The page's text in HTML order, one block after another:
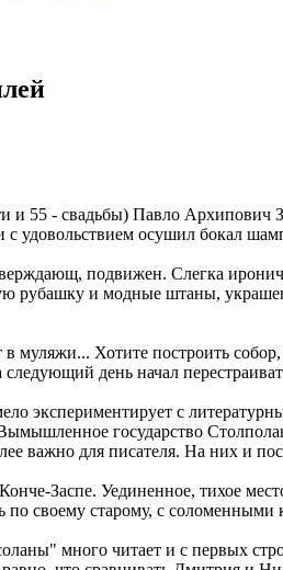
и 55 - свадьбы) Павло
удовольствием осушил бокал
подвижен. Слегка
рубашку и модные штаны,
муляжи... Хотите построить
день начал
экспериментирует с
государство
важно для писателя. На них и
Заспе. Уединенное, тихое
по своему старому, с
много читает и с первых